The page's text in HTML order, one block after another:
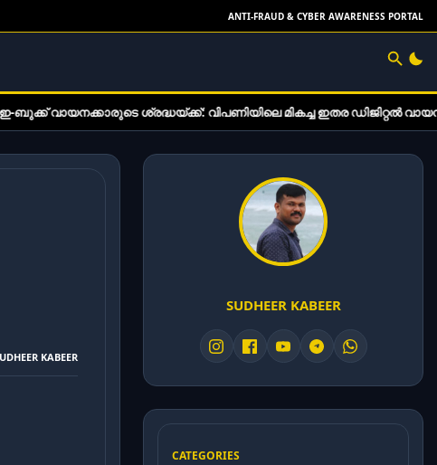
ANTI-FRAUD & CYBER AWARENESS PORTAL
ശ്രദ്ധയ്ക്ക്: വിപണിയിലെ മികച്ച ഇതര ഡിജിറ്റൽ വായനാ ഉപകരണങ്ങൾ
KABEER
SUDHEER KABEER
CATEGORIES